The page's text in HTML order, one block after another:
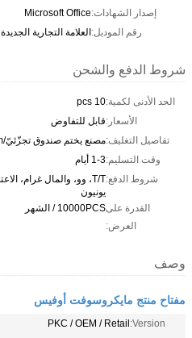
إصدار الشهادات:Microsoft Office
رقم الموديل:العلامة التجارية الجديدة
شروط الدفع والشحن
الحد الأدنى لكمية:10 pcs
الأسعار:قابل للتفاوض
تفاصيل التغليف:مصنع يختم صندوق تجزّئيّ/oem
وقت التسليم:1-3 أيام
شروط الدفع:
يونيون
القدرة على
العرض:
10000PCS / الشهر
وصف
مفتاح منتج مايكروسوفت أوفيس
Version:
PKC / OEM / Retail